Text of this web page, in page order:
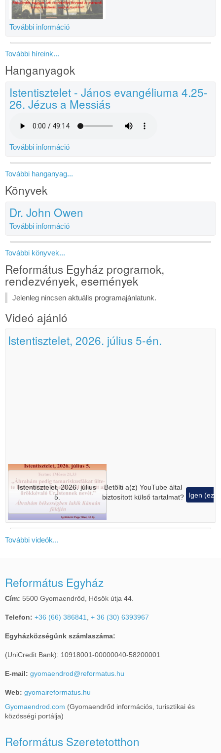
További információ
További híreink...
Hanganyagok
Istentisztelet - János evangéliuma 4.25-
26. Jézus a Messiás
További információ
További hanganyag...
Könyvek
Dr. John Owen
További információ
További könyvek...
Református Egyház programok,
rendezvények, események
Jelenleg nincsen aktuális programajánlatunk.
Videó ajánló
Istentisztelet, 2026. július 5-én.
Istentisztelet, 2026. július
5.
Betölti a(z) YouTubeáltal
biztosított külső tartalmat?
Igen (ez
További videók...
Református Egyház
Cím: 5500 Gyomaendrőd, Hősök útja 44.
Telefon: +36 (66) 386841 + 36 (30) 6393967
Egyházközségünk számlaszáma:
(UniCredit Bank): 10918001-00000040-58200001
E-mail: gyomaendrod@reformatus.hu
Web: gyomaireformatus.hu
Gyomaendrod.com (Gyomaendrőd információs, turisztikai és
közösségi portálja)
Református Szeretetotthon